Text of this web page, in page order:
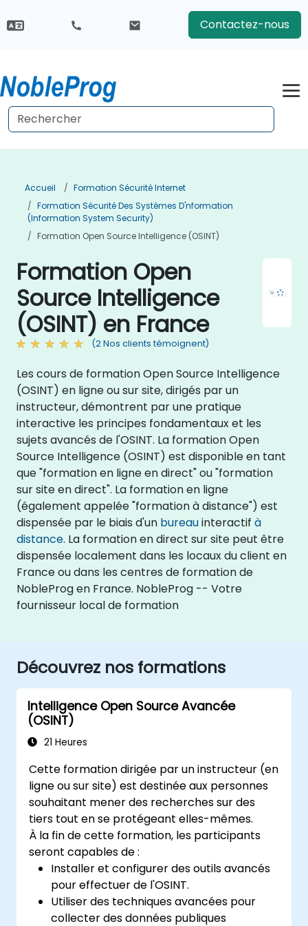
Contactez-nous
Accueil
Formation Sécurité Internet
Formation Sécurité Des Systèmes D'nformation
(Information System Security)
Formation Open Source Intelligence (OSINT)
Formation Open
Source Intelligence
(OSINT) en France
(2 Nos clients témoignent)
Les cours de formation Open Source Intelligence
(OSINT) en ligne ou sur site, dirigés par un
instructeur, démontrent par une pratique
interactive les principes fondamentaux et les
sujets avancés de l'OSINT. La formation Open
Source Intelligence (OSINT) est disponible en tant
que "formation en ligne en direct" ou "formation
sur site en direct". La formation en ligne
(également appelée "formation à distance") est
dispensée par le biais d'un bureauinteractif à
distance. La formation en direct sur site peut être
dispensée localement dans les locaux du client en
France ou dans les centres de formation de
NobleProg en France. NobleProg -- Votre
fournisseur local de formation
Découvrez nos formations
Intelligence Open Source Avancée
(OSINT)
21 Heures
Cette formation dirigée par un instructeur (en
ligne ou sur site) est destinée aux personnes
souhaitant mener des recherches sur des
tiers tout en se protégeant elles-mêmes.
À la fin de cette formation, les participants
seront capables de :
Installer et configurer des outils avancés
pour effectuer de l'OSINT.
Utiliser des techniques avancées pour
collecter des données publiques